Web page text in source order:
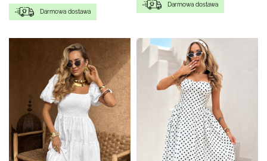
Darmowa dostawa
Darmowa dostawa